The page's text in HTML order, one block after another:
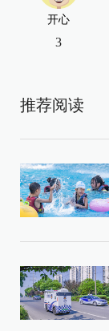
开心
3
推荐阅读